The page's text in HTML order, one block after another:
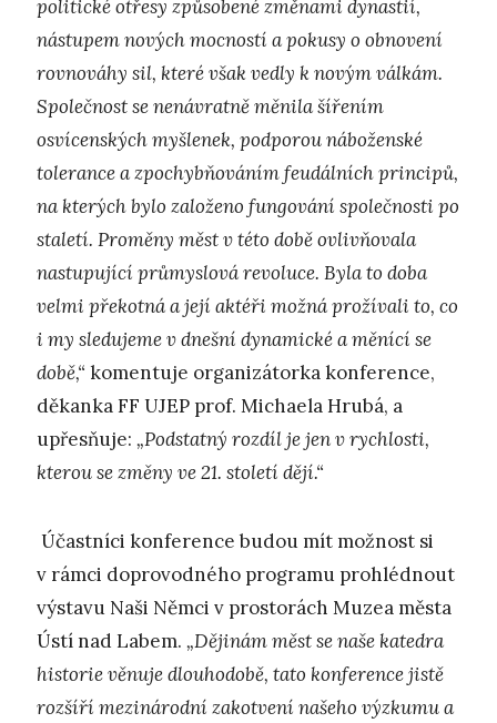
politické otřesy způsobené změnami dynastií,
nástupem nových mocností a pokusy o obnovení
rovnováhy sil, které však vedly k novým válkám.
Společnost se nenávratně měnila šířením
osvícenských myšlenek, podporou náboženské
tolerance a zpochybňováním feudálních principů,
na kterých bylo založeno fungování společnosti po
staletí. Proměny měst v této době ovlivňovala
nastupující průmyslová revoluce. Byla to doba
velmi překotná a její aktéři možná prožívali to, co
i my sledujeme v dnešní dynamické a měnící se
době,“ komentuje organizátorka konference,
děkanka FF UJEP prof. Michaela Hrubá, a
upřesňuje: „Podstatný rozdíl je jen v rychlosti,
kterou se změny ve 21. století dějí.“
Účastníci konference budou mít možnost si
v rámci doprovodného programu prohlédnout
výstavu Naši Němci v prostorách Muzea města
Ústí nad Labem. „Dějinám měst se naše katedra
historie věnuje dlouhodobě, tato konference jistě
rozšíří mezinárodní zakotvení našeho výzkumu a